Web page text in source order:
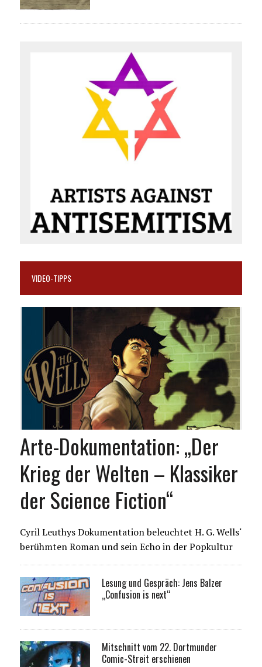
VIDEO-TIPPS
Arte-Dokumentation: „Der
Krieg der Welten – Klassiker
der Science Fiction“
Cyril Leuthys Dokumentation beleuchtet H. G. Wells‘
berühmten Roman und sein Echo in der Popkultur
Lesung und Gespräch: Jens Balzer
„Confusion is next“
Mitschnitt vom 22. Dortmunder
Comic-Streit erschienen